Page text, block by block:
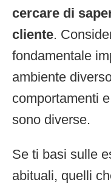
cercare di
cliente.
fondamentale
ambiente
comportamenti
sono diverse.
Se ti basi sulle
abituali, quelli